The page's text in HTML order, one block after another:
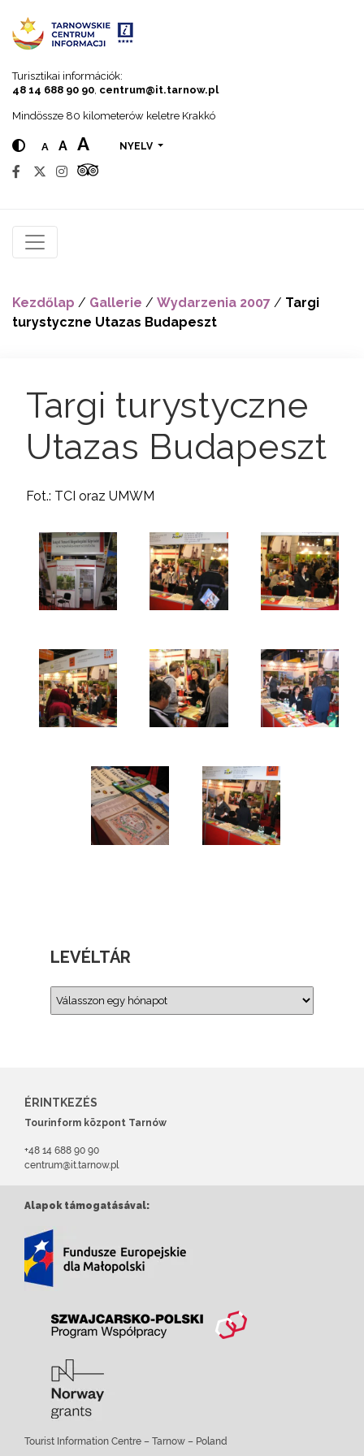
Turisztikai információk:
48 14 688 90 90 centrum@it.tarnow.pl
Mindössze 80 kilometerów keletre Krakkó
A A A NYELV
Kezdőlap / Gallerie / Wydarzenia 2007 / Targi
turystyczne Utazas Budapeszt
Targi turystyczne
Utazas Budapeszt
Fot.: TCI oraz UMWM
LEVÉLTÁR
ÉRINTKEZÉS
Tourinform központ Tarnów
+48 14 688 90 90
centrum@it.tarnow.pl
Alapok támogatásával:
Tourist Information Centre – Tarnow – Poland